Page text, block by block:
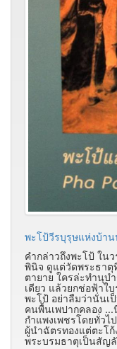
พะโป้วีรบุรุษแห่งบ้าน
คำกล่าวถึงพะโป้ ใน
พินิจ ดูแต่วัดพระธา
ตายาย ใครล่ะทำนุบ
เดียว แล้วยกช่อฟ้าใ
พะโป้ อย่าลืมว่านั่นเ
คนพื้นเพปากคลอง
กำแพงเพชรโดยทั่ว
ผู้นำฉัตรทองแต่ตะโ
พระบรมธาตุเป็นสัญ